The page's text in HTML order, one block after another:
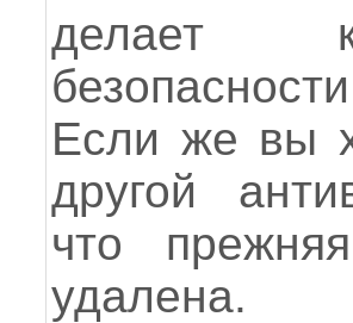
делает
Если же вы
другой
что
удалена.